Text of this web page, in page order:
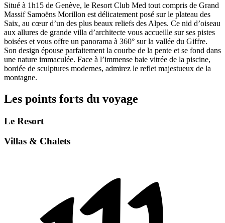
Situé à 1h15 de Genève, le Resort Club Med tout compris de Grand
Massif Samoëns Morillon est délicatement posé sur le plateau des
Saix, au cœur d’un des plus beaux reliefs des Alpes. Ce nid d’oiseau
aux allures de grande villa d’architecte vous accueille sur ses pistes
boisées et vous offre un panorama à 360° sur la vallée du Giffre.
Son design épouse parfaitement la courbe de la pente et se fond dans
une nature immaculée. Face à l’immense baie vitrée de la piscine,
bordée de sculptures modernes, admirez le reflet majestueux de la
montagne.
Les points forts du voyage
Le Resort
Villas & Chalets